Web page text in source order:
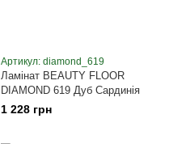
Артикул: diamond_619
Ламінат BEAUTY FLOOR
DIAMOND 619 Дуб Сардинія
1 228 грн